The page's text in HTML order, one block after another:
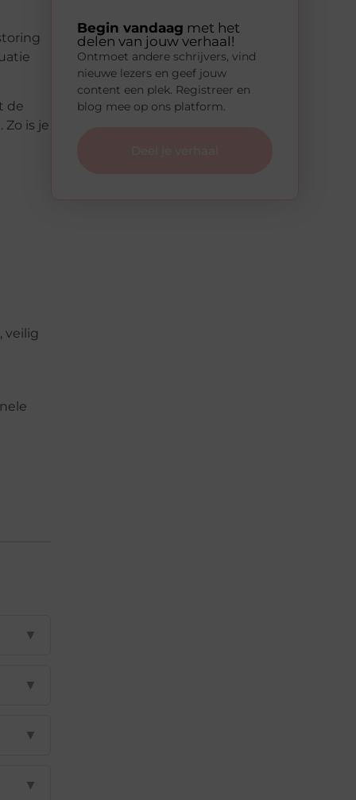
de
is je
veilig
▼
▼
▼
▼
Begin vandaag met het
delen van jouw verhaal!
Ontmoet andere schrijvers, vind
nieuwe lezers en geef jouw
content een plek. Registreer en
blog mee op ons platform.